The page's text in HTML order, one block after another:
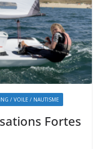
/ VOILE / NAUTISME
Fortes